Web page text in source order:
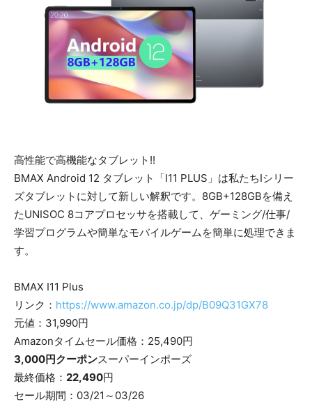
高性能で高機能なタブレット!!
BMAX Android 12 タブレット「I11 PLUS」は私たちIシリー
ズタブレットに対して新しい解釈です。8GB+128GBを備え
たUNISOC 8コアプロセッサを搭載して、ゲーミング/仕事/
学習プログラムや簡単なモバイルゲームを簡単に処理できま
す。​
BMAX I11 Plus
リンク： https://www.amazon.co.jp/dp/B09Q31GX78
元値：31,990円
Amazonタイムセール価格：25,490円
3,000円クーポンスーパーインポーズ
​最終価格： 22,490円
セール期間：03/21～03/26